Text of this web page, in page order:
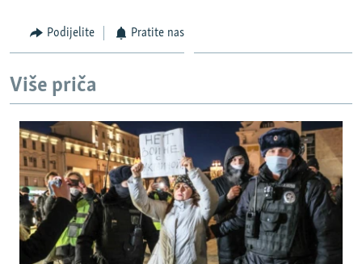
TV LIBERTY
MOJA EVROPA
SVE KARTE DEJTONA
NASTANAK I RASPAD JUGOSLAVIJE
Sve RFE/RL stranice
Podijelite Pratite nas
Više priča